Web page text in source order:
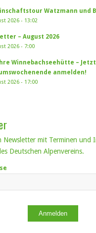
Watzmann und
2026 - 13:02
– August 2026
2026 - 7:00
Winnebachseehütte –
anmelden!
2026 - 17:00
Newsletter mit Terminen und
Deutschen Alpenvereins.
Anmelden